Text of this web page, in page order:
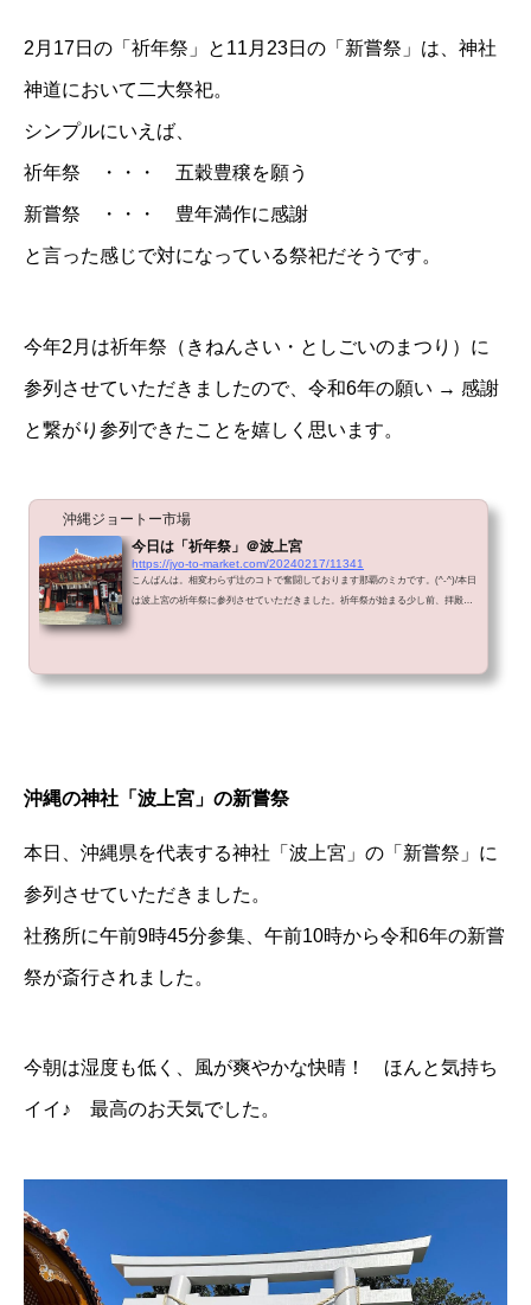
2月17日の「 祈年祭 」と11月23日の「新嘗祭」は、神社
神道において二大祭祀。
シンプルにいえば、
祈年祭 ・・・ 五穀豊穣を願う
新嘗祭 ・・・ 豊年満作に感謝
と言った感じで対になっている祭祀だそうです。
今年2月は祈年祭（きねんさい・としごいのまつり）に
参列させていただきましたので、令和6年の願い → 感謝
と繋がり参列できたことを嬉しく思います。
沖縄ジョートー市場
今日は「祈年祭」＠波上宮
https://jyo-to-market.com/20240217/11341
こんばんは。相変わらず辻のコトで奮闘しております那覇のミカです。(^-^)/本日
は波上宮の祈年祭に参列させていただきました。祈年祭が始まる少し前、拝殿内
祈年祭は「きねんさい」とも「としごいのまつり」とも呼ばれています。「と
沖縄の神社「波上宮」の新嘗祭
本日、沖縄県を代表する神社「波上宮」の「新嘗祭」に
参列させていただきました。
社務所に午前9時45分参集、午前10時から令和6年の新嘗
祭が斎行されました。
今朝は湿度も低く、風が爽やかな快晴！ ほんと気持ち
イイ♪ 最高のお天気でした。